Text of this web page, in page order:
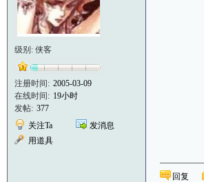
级别: 侠客
注册时间: 2005-03-09
在线时间: 19小时
发帖: 377
关注Ta
发消息
用道具
回复